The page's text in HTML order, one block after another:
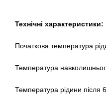
Технічні характеристики:
Початкова температура
Температура
Температура рідини після